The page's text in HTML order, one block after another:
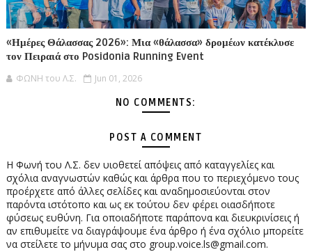
«Ημέρες Θάλασσας 2026»: Μια «θάλασσα» δρομέων κατέκλυσε
τον Πειραιά στο Posidonia Running Event
ΦΩΝΗ του Λ.Σ. Jun 01, 2026
NO COMMENTS:
POST A COMMENT
Η Φωνή του Λ.Σ. δεν υιοθετεί απόψεις από καταγγελίες και
σχόλια αναγνωστών καθώς και άρθρα που το περιεχόμενο τους
προέρχετε από άλλες σελίδες και αναδημοσιεύονται στον
παρόντα ιστότοπο και ως εκ τούτου δεν φέρει οιασδήποτε
φύσεως ευθύνη. Για οποιαδήποτε παράπονα και διευκρινίσεις ή
αν επιθυμείτε να διαγράψουμε ένα άρθρο ή ένα σχόλιο μπορείτε
να στείλετε το μήνυμα σας στο group.voice.ls@gmail.com.